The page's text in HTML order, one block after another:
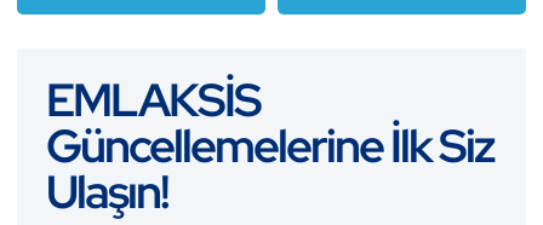
EMLAKSİS
Güncellemelerine İlk Siz
Ulaşın!